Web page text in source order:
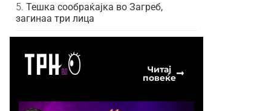
Тешка сообраќајка во Загреб,
загинаа три лица
Читај
повеќе